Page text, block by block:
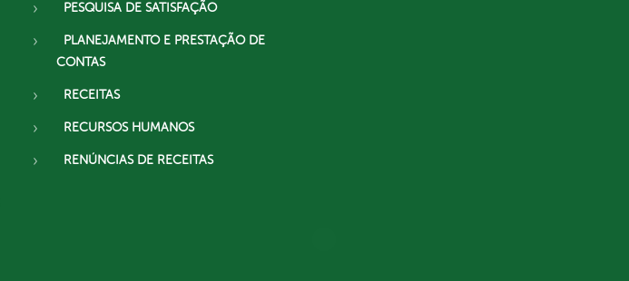
PESQUISA DE SATISFAÇÃO
PLANEJAMENTO E PRESTAÇÃO DE
CONTAS
RECEITAS
RECURSOS HUMANOS
RENÚNCIAS DE RECEITAS